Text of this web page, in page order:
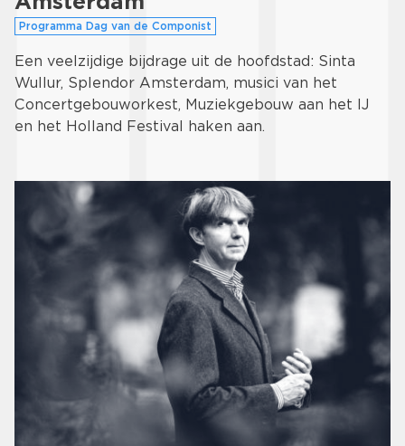
Programma Dag van de Componist
Een veelzijdige bijdrage uit de hoofdstad: Sinta
Wullur, Splendor Amsterdam, musici van het
Concertgebouworkest, Muziekgebouw aan het IJ
en het Holland Festival haken aan.